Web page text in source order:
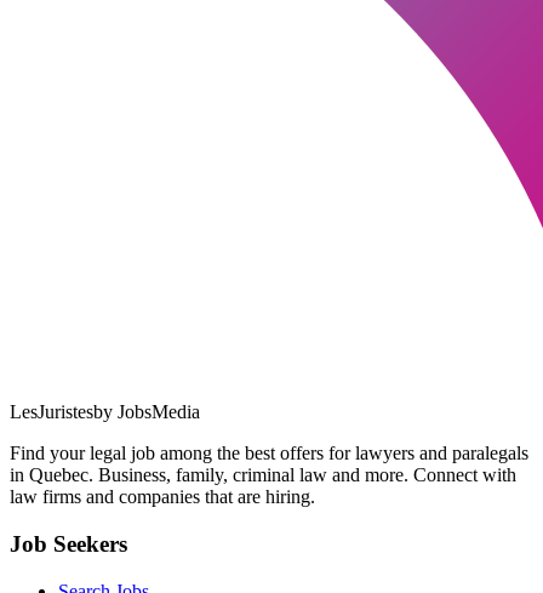
LesJuristesby JobsMedia
Find your legal job among the best offers for lawyers and paralegals
in Quebec. Business, family, criminal law and more. Connect with
law firms and companies that are hiring.
Job Seekers